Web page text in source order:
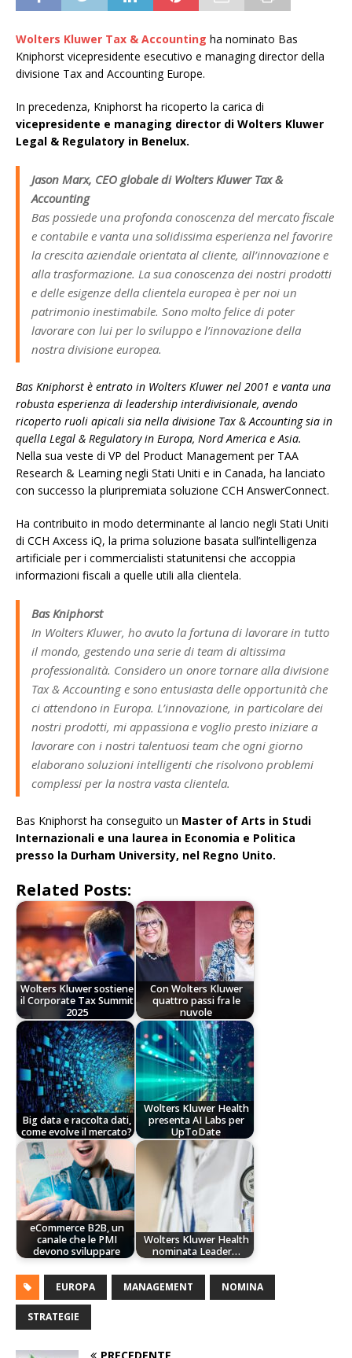
Wolters Kluwer Tax & Accounting ha nominato Bas
Kniphorst vicepresidente esecutivo e managing director della
divisione Tax and Accounting Europe.
In precedenza, Kniphorst ha ricoperto la carica di
vicepresidente e managing director di Wolters Kluwer
Legal & Regulatory in Benelux.
Jason Marx, CEO globale di Wolters Kluwer Tax &
Accounting
Bas possiede una profonda conoscenza del mercato fiscale
e contabile e vanta una solidissima esperienza nel favorire
la crescita aziendale orientata al cliente, all’innovazione e
alla trasformazione. La sua conoscenza dei nostri prodotti
e delle esigenze della clientela europea è per noi un
patrimonio inestimabile. Sono molto felice di poter
lavorare con lui per lo sviluppo e l’innovazione della
nostra divisione europea.
Bas Kniphorst è entrato in Wolters Kluwer nel 2001 e vanta una
robusta esperienza di leadership interdivisionale, avendo
ricoperto ruoli apicali sia nella divisione Tax & Accounting sia in
quella Legal & Regulatory in Europa, Nord America e Asia.
Nella sua veste di VP del Product Management per TAA
Research & Learning negli Stati Uniti e in Canada, ha lanciato
con successo la pluripremiata soluzione CCH AnswerConnect.
Ha contribuito in modo determinante al lancio negli Stati Uniti
di CCH Axcess iQ, la prima soluzione basata sull’intelligenza
artificiale per i commercialisti statunitensi che accoppia
informazioni fiscali a quelle utili alla clientela.
Bas Kniphorst
In Wolters Kluwer, ho avuto la fortuna di lavorare in tutto
il mondo, gestendo una serie di team di altissima
professionalità. Considero un onore tornare alla divisione
Tax & Accounting e sono entusiasta delle opportunità che
ci attendono in Europa. L’innovazione, in particolare dei
nostri prodotti, mi appassiona e voglio presto iniziare a
lavorare con i nostri talentuosi team che ogni giorno
elaborano soluzioni intelligenti che risolvono problemi
complessi per la nostra vasta clientela.
Bas Kniphorst ha conseguito un Master of Arts in Studi
Internazionali e una laurea in Economia e Politica
presso la Durham University, nel Regno Unito.
Related Posts:
Wolters Kluwer sostiene
il Corporate Tax Summit
2025
Con Wolters Kluwer
quattro passi fra le
nuvole
Big data e raccolta dati,
come evolve il mercato?
Wolters Kluwer Health
presenta AI Labs per
UpToDate
eCommerce B2B, un
canale che le PMI
devono sviluppare
Wolters Kluwer Health
nominata Leader…
EUROPA MANAGEMENT NOMINA
STRATEGIE